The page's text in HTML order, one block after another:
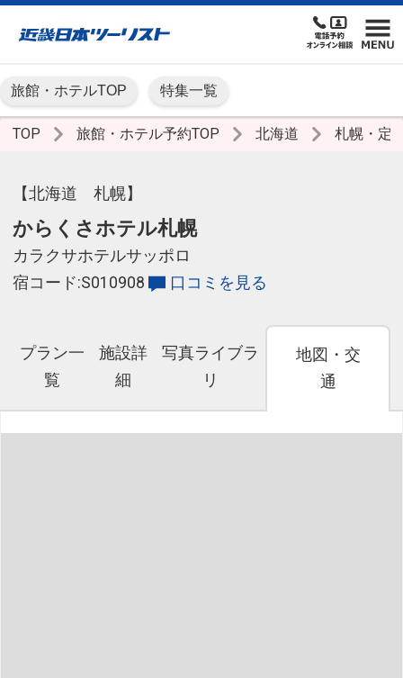
旅館・ホテルTOP 特集一覧
TOP 旅館・ホテル予約TOP 北海道 札幌・定
【北海道 札幌】
からくさホテル札幌
カラクサホテルサッポロ
宿コード:S010908
口コミを見る
プラン一
覧
施設詳
細
写真ライブラ
リ
地図・交
通